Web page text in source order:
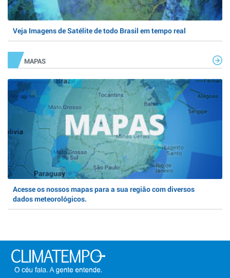
Veja Imagens de Satélite de todo Brasil em tempo real
MAPAS
Acesse os nossos mapas para a sua região com diversos
dados meteorológicos.